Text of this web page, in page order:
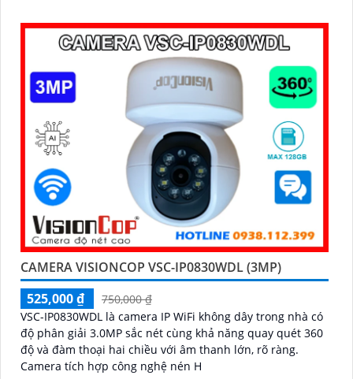
CAMERA VISIONCOP VSC-IP0830WDL (3MP)
525,000 ₫
750,000 ₫
VSC-IP0830WDL là camera IP WiFi không dây trong nhà có
độ phân giải 3.0MP sắc nét cùng khả năng quay quét 360
độ và đàm thoại hai chiều với âm thanh lớn, rõ ràng.
Camera tích hợp công nghệ nén H